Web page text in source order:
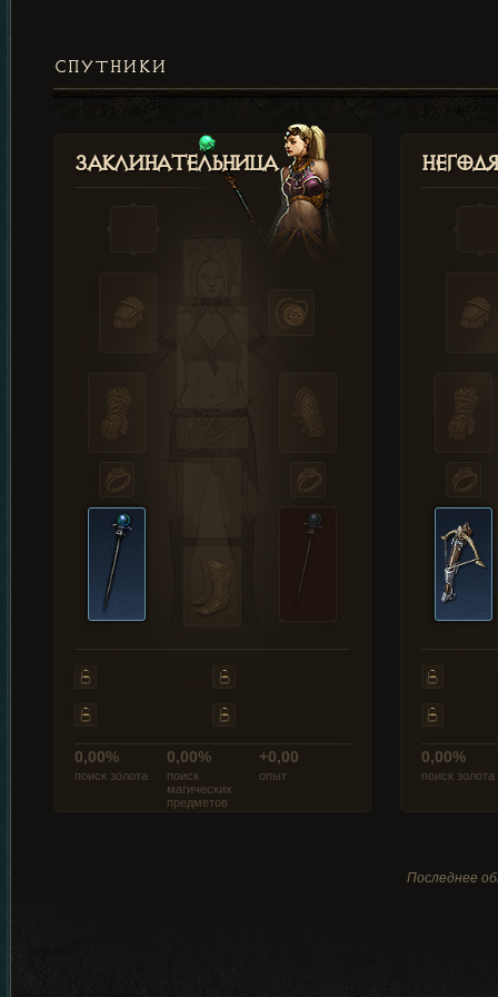
СПУТНИКИ
Заклинательница
0,00%
поиск золота
0,00%
поиск
магических
предметов
+0,00
опыт
0,00%
поиск золота
Последнее